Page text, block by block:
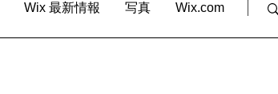
Wix 最新情報 写真 Wix.com